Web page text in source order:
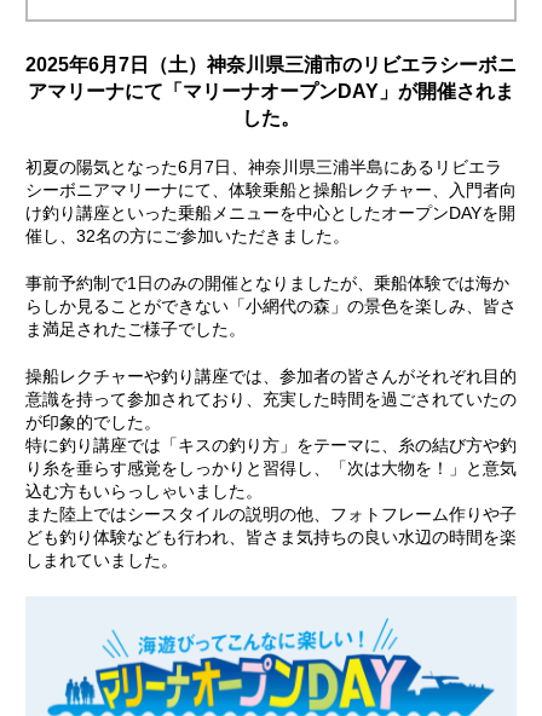
2025年6月7日（土）神奈川県三浦市のリビエラシーボニ
アマリーナにて「マリーナオープンDAY」が開催されま
した。
初夏の陽気となった6月7日、神奈川県三浦半島にあるリビエラ
シーボニアマリーナにて、体験乗船と操船レクチャー、入門者向
け釣り講座といった乗船メニューを中心としたオープンDAYを開
催し、32名の方にご参加いただきました。
事前予約制で1日のみの開催となりましたが、乗船体験では海か
らしか見ることができない「小網代の森」の景色を楽しみ、皆さ
ま満足されたご様子でした。
操船レクチャーや釣り講座では、参加者の皆さんがそれぞれ目的
意識を持って参加されており、充実した時間を過ごされていたの
が印象的でした。
特に釣り講座では「キスの釣り方」をテーマに、糸の結び方や釣
り糸を垂らす感覚をしっかりと習得し、「次は大物を！」と意気
込む方もいらっしゃいました。
また陸上ではシースタイルの説明の他、フォトフレーム作りや子
ども釣り体験なども行われ、皆さま気持ちの良い水辺の時間を楽
しまれていました。